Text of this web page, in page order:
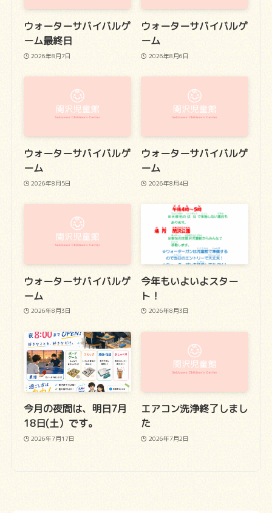
ウォーターサバイバルゲ
ーム最終日
2026年8月7日
ウォーターサバイバルゲ
ーム
2026年8月6日
ウォーターサバイバルゲ
ーム
2026年8月5日
ウォーターサバイバルゲ
ーム
2026年8月4日
ウォーターサバイバルゲ
ーム
2026年8月3日
今年もいよいよスター
ト！
2026年8月3日
今月の夜間は、明日7月
18日(土）です。
2026年7月17日
エアコン洗浄終了しまし
た
2026年7月2日